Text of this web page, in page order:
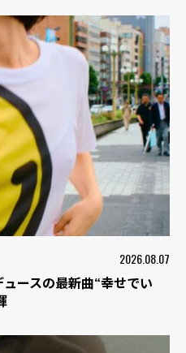
2026.08.07
ースの最新曲“幸せでい